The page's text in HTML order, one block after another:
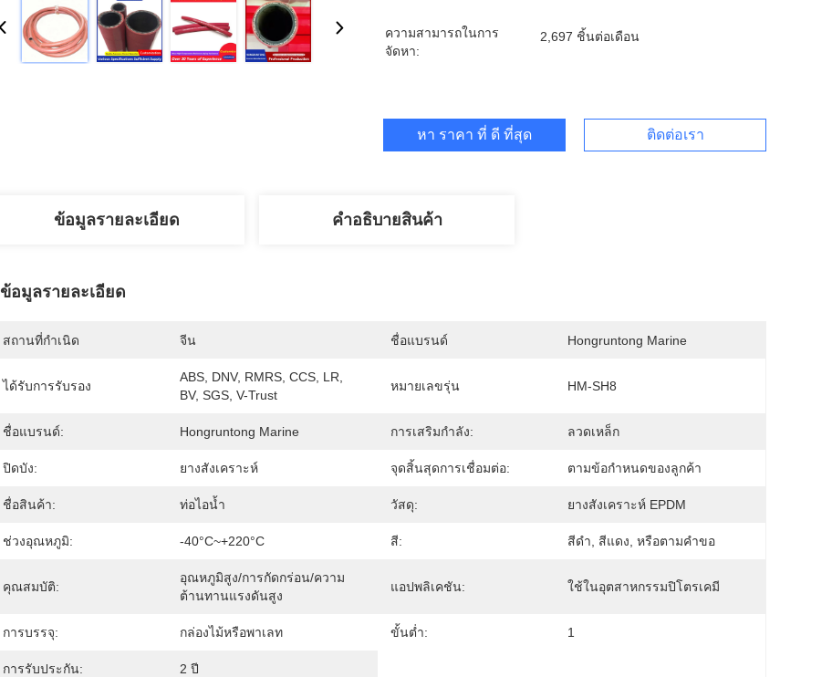
ความสามารถในการ
จัดหา:
2,697 ชิ้นต่อเดือน
หา ราคา ที่ ดี ที่สุด ติดต่อเรา
ข้อมูลรายละเอียด คําอธิบายสินค้า
ข้อมูลรายละเอียด
สถานที่กำเนิด จีน ชื่อแบรนด์ Hongruntong Marine
ได้รับการรับรอง
ABS, DNV, RMRS, CCS, LR,
BV, SGS, V-Trust
หมายเลขรุ่น HM-SH8
ชื่อแบรนด์: Hongruntong Marine การเสริมกำลัง: ลวดเหล็ก
ปิดบัง: ยางสังเคราะห์ จุดสิ้นสุดการเชื่อมต่อ: ตามข้อกำหนดของลูกค้า
ชื่อสินค้า: ท่อไอน้ำ วัสดุ: ยางสังเคราะห์ EPDM
ช่วงอุณหภูมิ: -40°C~+220°C สี: สีดํา, สีแดง, หรือตามคําขอ
คุณสมบัติ:
อุณหภูมิสูง/การกัดกร่อน/ความ
ต้านทานแรงดันสูง
แอปพลิเคชัน: ใช้ในอุตสาหกรรมปิโตรเคมี
การบรรจุ: กล่องไม้หรือพาเลท ขั้นต่ำ: 1
การรับประกัน: 2 ปี